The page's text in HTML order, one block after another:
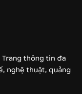
Trang thông tin đa
nghệ thuật, quảng